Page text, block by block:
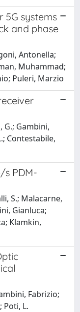
systems
and phase
Antonella;
Muhammad;
Puleri, Marzio
G.; Gambini,
Contestabile,
s PDM-
S.; Malacarne,
Gianluca;
Klamkin,
Fabrizio;
Poti, L.